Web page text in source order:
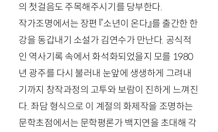
의 첫걸음도 주목해주시기를 당부한다.
작가조명에서는 장편 『소년이 온다』를 출간한 한
강을 동갑내기 소설가 김연수가 만난다. 공식적
인 역사기록 속에서 화석화되었을지 모를 1980
년 광주를 다시 불러내 눈앞에 생생하게 그려내
기까지 창작과정의 고투와 보람이 진하게 느껴진
다. 좌담 형식으로 이 계절의 화제작을 조명하는
문학초점에서는 문학평론가 백지연을 초대해 각